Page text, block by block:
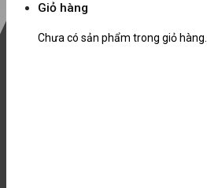
Giỏ hàng
Chưa có sản phẩm trong giỏ hàng.